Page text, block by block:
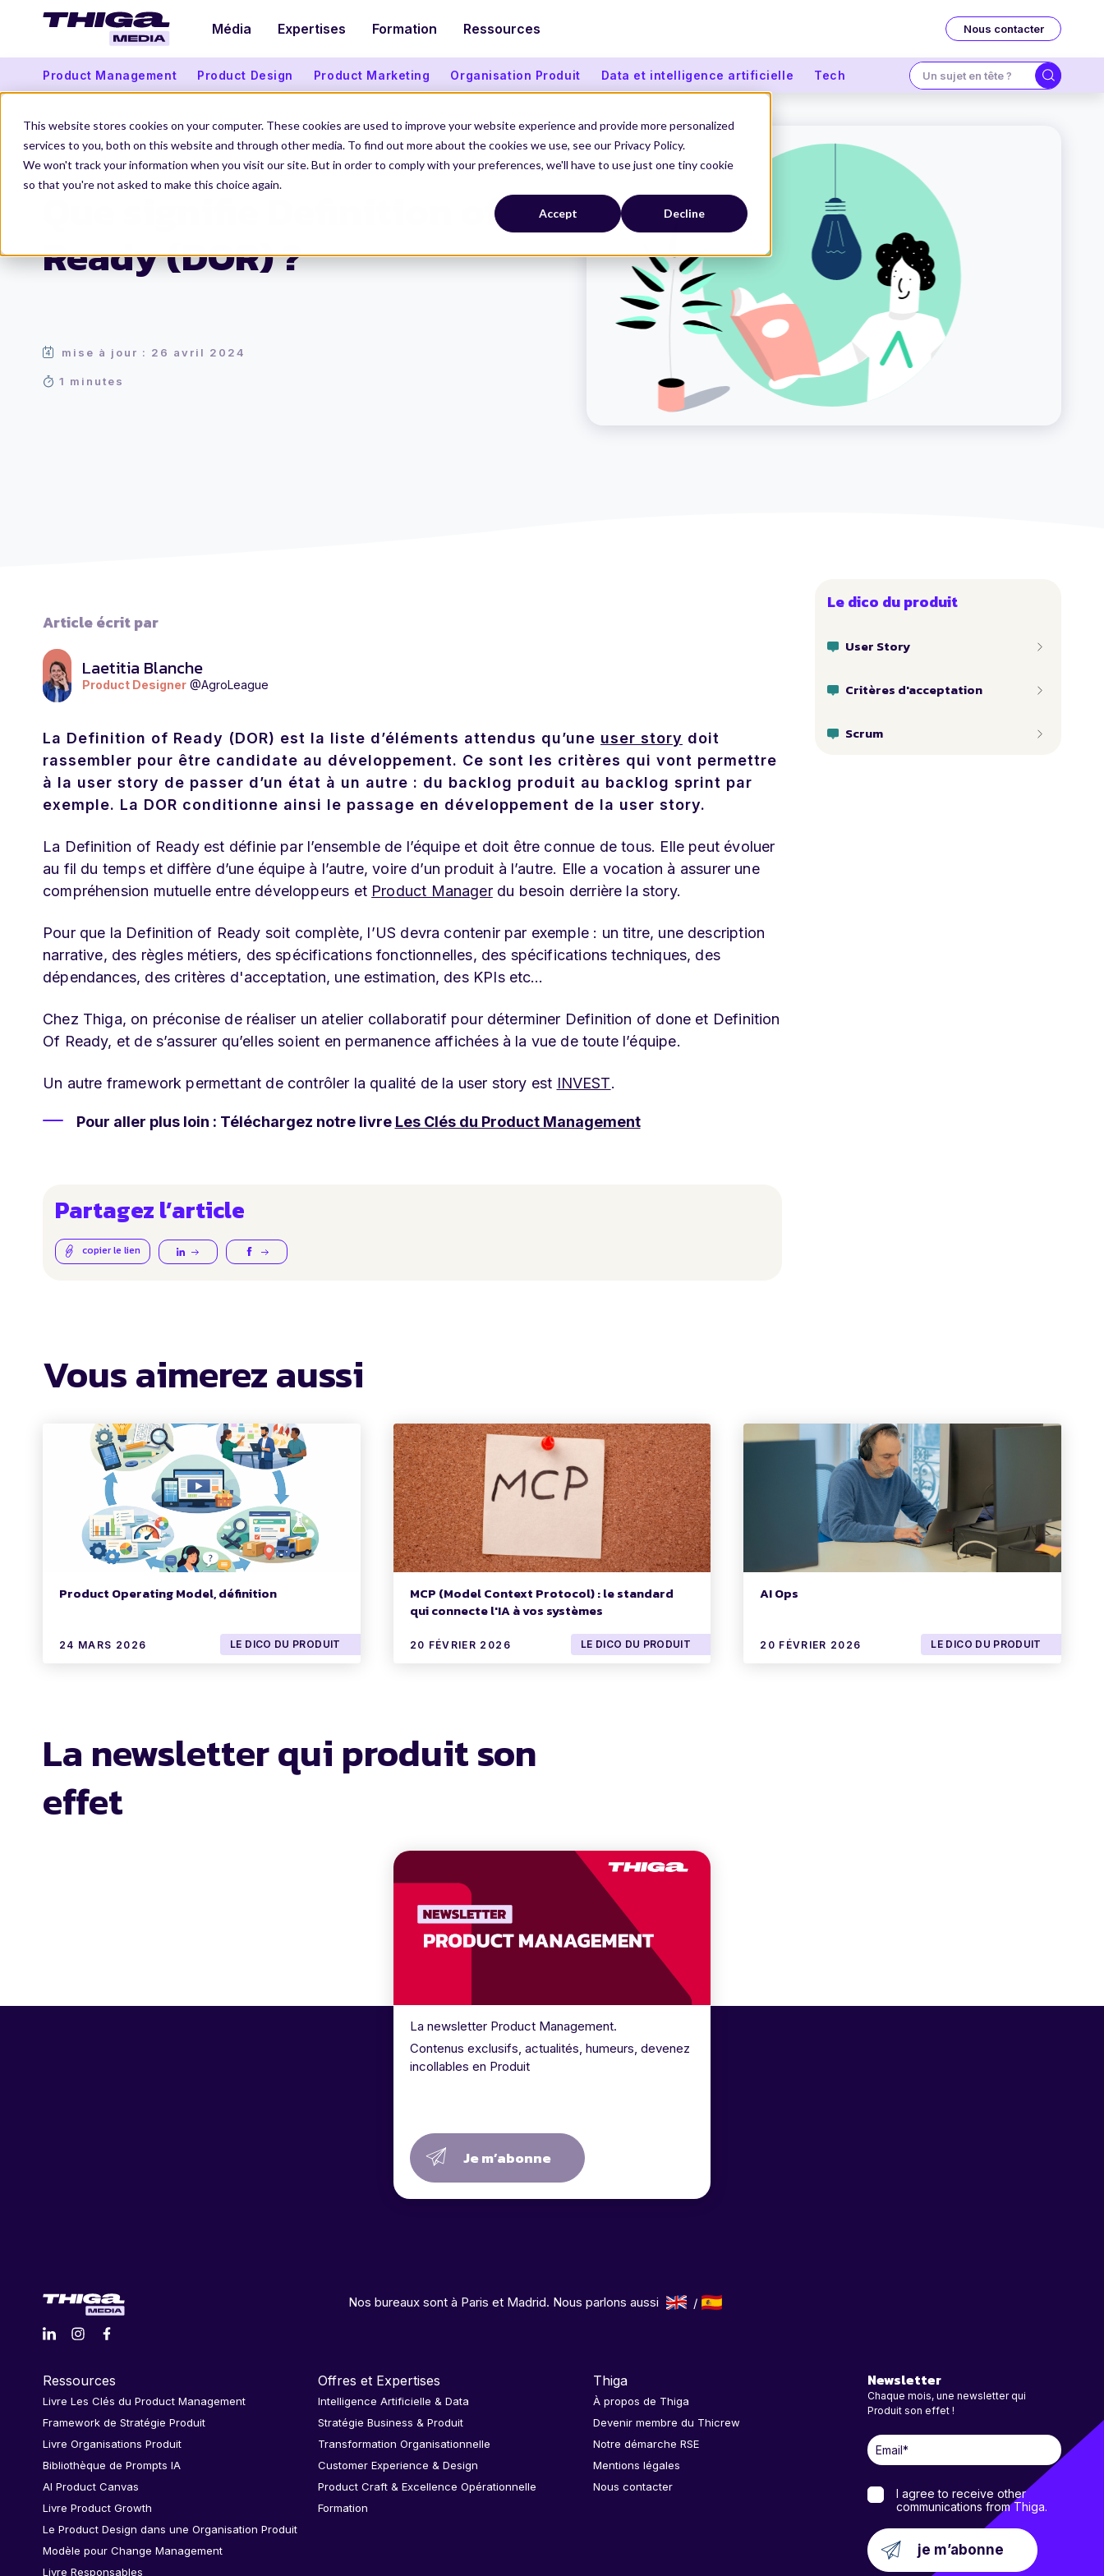
This website stores cookies on your computer. These cookies are used to improve your website experience and provide more personalized
services to you, both on this website and through other media. To find out more about the cookies we use, see our Privacy Policy.
We won't track your information when you visit our site. But in order to comply with your preferences, we'll have to use just one tiny cookie
so that you're not asked to make this choice again.
Accept Decline
Média Expertises Formation Ressources Nous contacter
Product Management Product Design Product Marketing Organisation Produit Data et intelligence artificielle Tech
Thiga Media Le Dico du Produit Que signifie Definition of Ready (DOR) ?
Que signifie Definition of
Ready (DOR) ?
mise à jour : 26 avril 2024
1 minutes
Article écrit par
Laetitia Blanche
Product Designer @AgroLeague
La Definition of Ready (DOR) est la liste d’éléments attendus qu’une user story doit
rassembler pour être candidate au développement. Ce sont les critères qui vont permettre
à la user story de passer d’un état à un autre : du backlog produit au backlog sprint par
exemple. La DOR conditionne ainsi le passage en développement de la user story.
La Definition of Ready est définie par l’ensemble de l’équipe et doit être connue de tous. Elle peut évoluer
au fil du temps et diffère d’une équipe à l’autre, voire d’un produit à l’autre. Elle a vocation à assurer une
compréhension mutuelle entre développeurs et Product Managerdu besoin derrière la story.
Pour que la Definition of Ready soit complète, l’US devra contenir par exemple : un titre, une description
narrative, des règles métiers, des spécifications fonctionnelles, des spécifications techniques, des
dépendances, des critères d'acceptation, une estimation, des KPIs etc…
Chez Thiga, on préconise de réaliser un atelier collaboratif pour déterminer Definition of done et Definition
Of Ready, et de s’assurer qu’elles soient en permanence affichées à la vue de toute l’équipe.
Un autre framework permettant de contrôler la qualité de la user story est INVEST.
Pour aller plus loin : Téléchargez notre livre Les Clés du Product Management
Partagez l’article
copier le lien
Le dico du produit
User Story
Critères d'acceptation
Scrum
Vous aimerez aussi
Product Operating Model, définition
24 MARS 2026 LE DICO DU PRODUIT
MCP (Model Context Protocol) : le standard
qui connecte l'IA à vos systèmes
20 FÉVRIER 2026 LE DICO DU PRODUIT
AI Ops
20 FÉVRIER 2026 LE DICO DU PRODUIT
La newsletter qui produit son
effet
La newsletter Product Management.
Contenus exclusifs, actualités, humeurs, devenez
incollables en Produit
Je m’abonne
Nos bureaux sont à Paris et Madrid. Nous parlons aussi
Ressources
Livre Les Clés du Product Management
Framework de Stratégie Produit
Livre Organisations Produit
Bibliothèque de Prompts IA
AI Product Canvas
Livre Product Growth
Le Product Design dans une Organisation Produit
Modèle pour Change Management
Livre Responsables
Offres et Expertises
Intelligence Artificielle & Data
Stratégie Business & Produit
Transformation Organisationnelle
Customer Experience & Design
Product Craft & Excellence Opérationnelle
Formation
Thiga
À propos de Thiga
Devenir membre du Thicrew
Notre démarche RSE
Mentions légales
Nous contacter
Newsletter
Chaque mois, une newsletter qui
Produit son effet !
I agree to receive other
communications from Thiga.